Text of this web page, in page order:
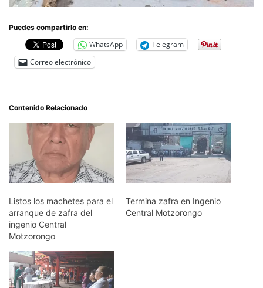
Puedes compartirlo en:
WhatsApp
Telegram
Correo electrónico
Contenido Relacionado
Listos los machetes para el
arranque de zafra del
ingenio Central
Motzorongo
Termina zafra en Ingenio
Central Motzorongo